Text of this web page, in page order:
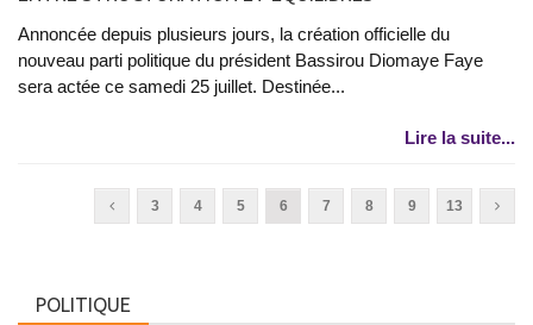
Annoncée depuis plusieurs jours, la création officielle du
nouveau parti politique du président Bassirou Diomaye Faye
sera actée ce samedi 25 juillet. Destinée...
Lire la suite...
3 4 5 6 7 8 9 13
POLITIQUE